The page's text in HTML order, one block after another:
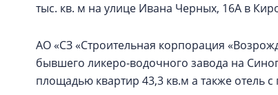
тыс. кв. м на улице Ивана Черных, 16А в
АО «СЗ «Строительная корпорация
бывшего ликеро-водочного завода на
площадью квартир 43,3 кв.м а также отель